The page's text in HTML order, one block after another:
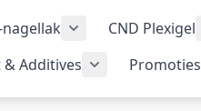
nagellak
CND Plexigel
& Additives
Promoties